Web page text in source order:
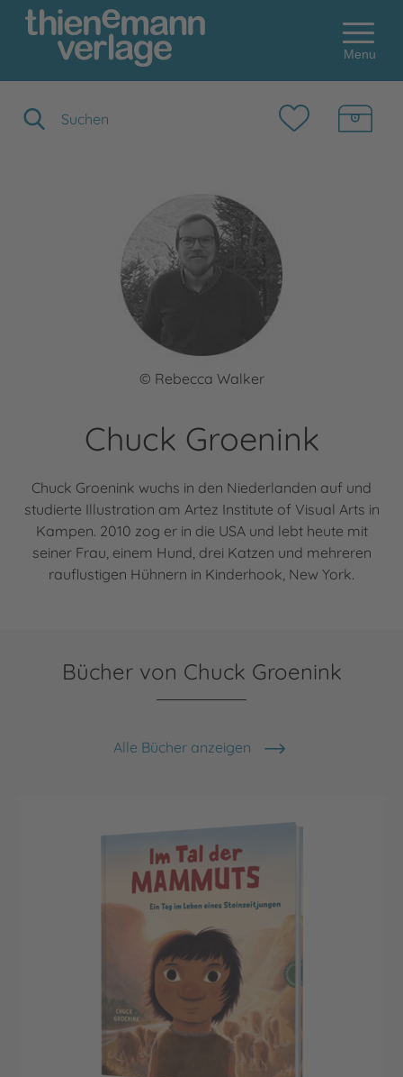
Menu
© Rebecca Walker
Chuck Groenink
Chuck Groenink wuchs in den Niederlanden auf und
studierte Illustration am Artez Institute of Visual Arts in
Kampen. 2010 zog er in die USA und lebt heute mit
seiner Frau, einem Hund, drei Katzen und mehreren
rauflustigen Hühnern in Kinderhook, New York.
Bücher von Chuck Groenink
Alle Bücher anzeigen